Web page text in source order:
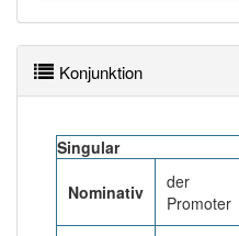
korrekt erraten.
Konjunktion
Singular
Nominativ
der
Promoter